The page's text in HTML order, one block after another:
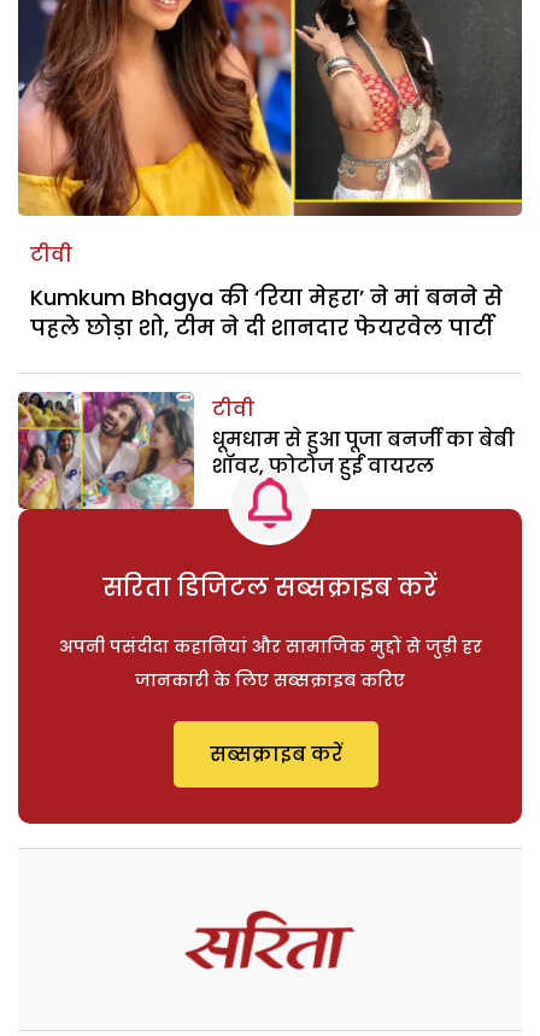
टीवी
Kumkum Bhagya की ‘रिया मेहरा’ ने मां बनने से
पहले छोड़ा शो, टीम ने दी शानदार फेयरवेल पार्टी
टीवी
धूमधाम से हुआ पूजा बनर्जी का बेबी
शॉवर, फोटोज हुईं वायरल
सरिता डिजिटल सब्सक्राइब करें
अपनी पसंदीदा कहानियां और सामाजिक मुद्दों से जुड़ी हर
जानकारी के लिए सब्सक्राइब करिए
सब्सक्राइब करें